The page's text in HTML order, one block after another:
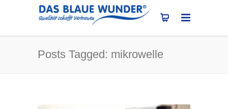
Posts Tagged: mikrowelle